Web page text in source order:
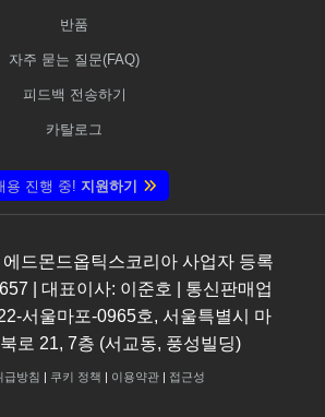
반품
자주 묻는 질문(FAQ)
피드백 전송하기
카탈로그
용 진행 중! 지원하기
에드몬드옵틱스코리아 사업자 등록
| 대표이사: 이준호 | 통신판매업
서울마포-0965호, 서울특별시 마
로 21, 7층 (서교동, 풍성빌딩)
급방침 | 쿠키 정책 | 이용약관| 접근성